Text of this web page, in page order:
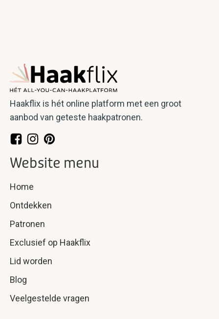
rond kussen
Haakflix is hét online platform met een groot
aanbod van geteste haakpatronen.
Website menu
Home
Ontdekken
Patronen
Exclusief op Haakflix
Lid worden
Blog
Veelgestelde vragen